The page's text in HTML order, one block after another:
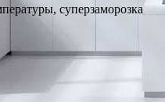
суперзаморозка